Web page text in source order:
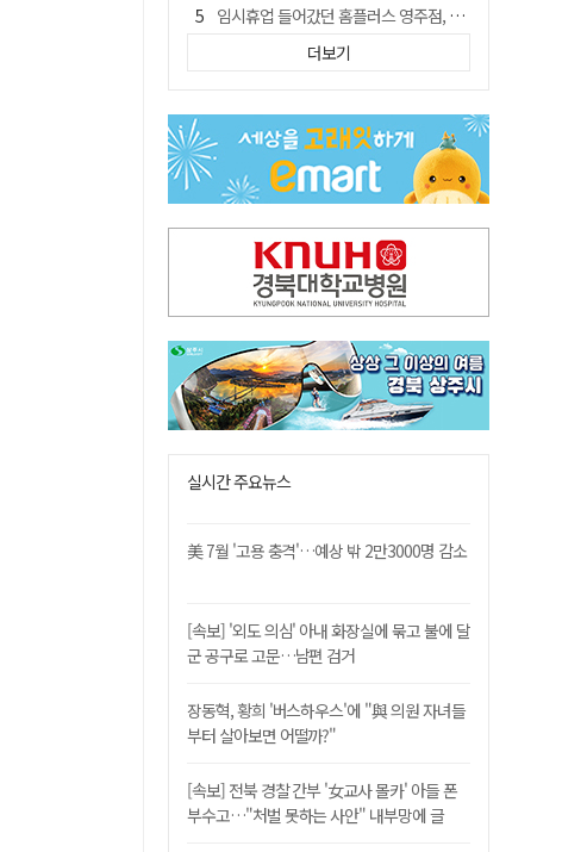
임시휴업 들어갔던 홈플러스 영주점, 7일 영업 재개…지하 1층만 운영
"폐기 버스 개조해 청년주택" 與 황희…'딸 학비는 年 4200만원'
SK하이닉스, 주당 375원 분기 배당 공시…"3분기 중 주주환원 방안 확정"
이의준 전 경북도 새마을봉사과장, 제28대 울릉군 부군수 취임
"상법개정해도 주주가 '봉'"…하이닉스 솔리다임 상장설에 술렁[개미와글와글]
더보기
실시간 주요뉴스
美 7월 '고용 충격'…예상 밖 2만3000명 감소
[속보] '외도 의심' 아내 화장실에 묶고 불에 달
군 공구로 고문…남편 검거
장동혁, 황희 '버스하우스'에 "與 의원 자녀들
부터 살아보면 어떨까?"
[속보] 전북 경찰 간부 '女교사 몰카' 아들 폰
부수고…"처벌 못하는 사안" 내부망에 글